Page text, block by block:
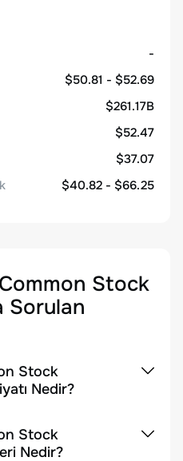
-
$50.81 - $52.69
$261.17B
$52.47
$37.07
$40.82 - $66.25
Stock
Sorulan
Stock
Nedir?
Stock
Nedir?